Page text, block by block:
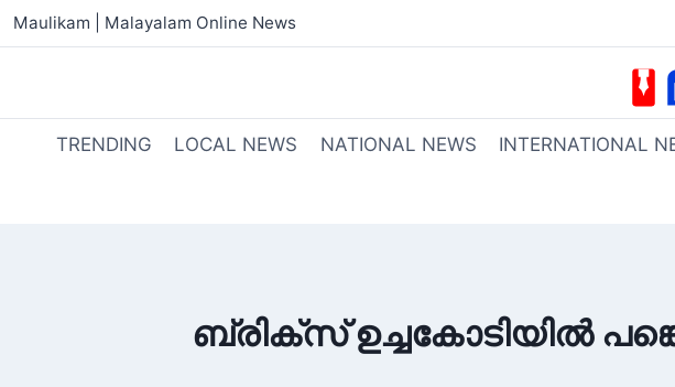
Maulikam | Malayalam Online News
TRENDING LOCAL NEWS NATIONAL NEWS INTERNATIONAL
ബ്രിക്സ് ഉച്ചകോടിയിൽ